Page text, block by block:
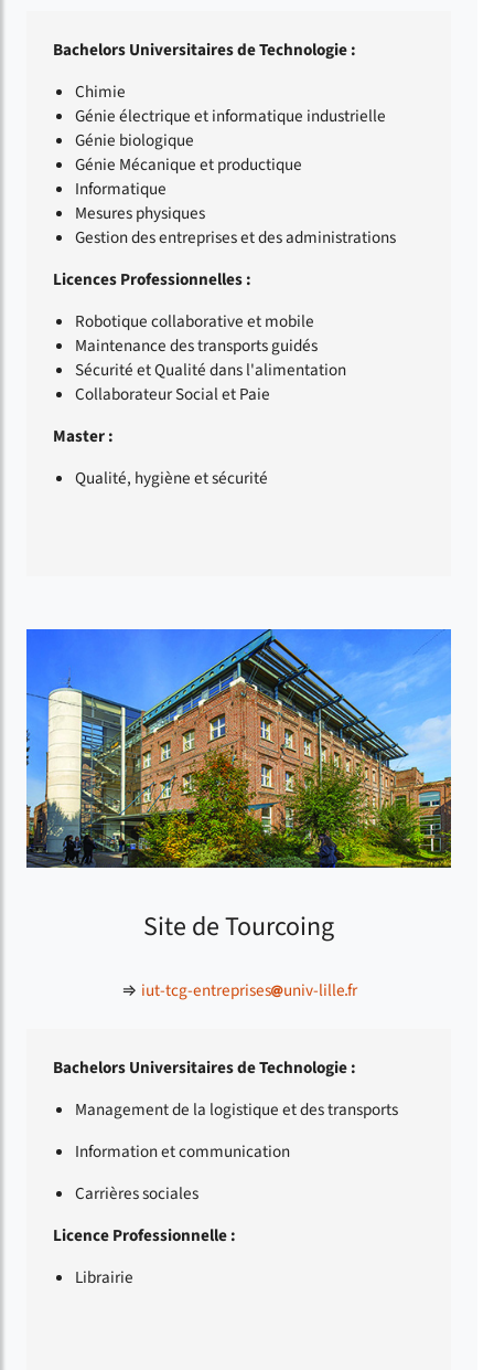
Bachelors Universitaires de Technologie :
Chimie
Génie électrique et informatique industrielle
Génie biologique
Génie Mécanique et productique
Informatique
Mesures physiques
Gestion des entreprises et des administrations
Licences Professionnelles :
Robotique collaborative et mobile
Maintenance des transports guidés
Sécurité et Qualité dans l'alimentation
Collaborateur Social et Paie
Master :
Qualité, hygiène et sécurité
Site de Tourcoing
⇒ iut-tcg-entreprises univ-lillefr
Bachelors Universitaires de Technologie :
Management de la logistique et des transports
Information et communication
Carrières sociales
Licence Professionnelle :
Librairie